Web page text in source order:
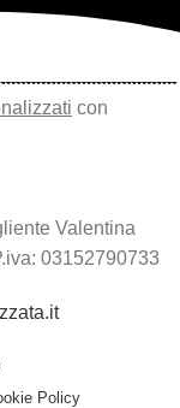
con
Valentina
03152790733
Policy